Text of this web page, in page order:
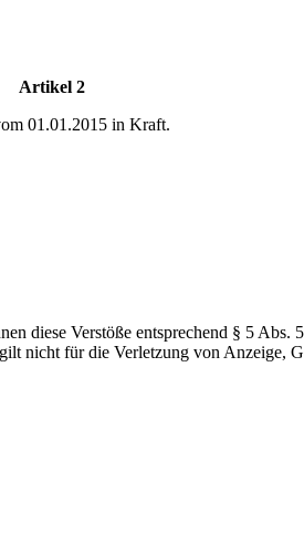
Artikel 2
01.01.2015 in Kraft.
diese Verstöße entsprechend § 5
nicht für die Verletzung von Anzeige,